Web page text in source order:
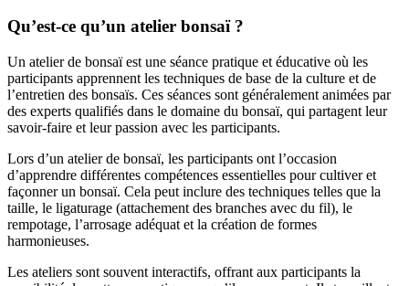
Qu’est-ce qu’un atelier bonsaï ?
Un atelier de bonsaï est une séance pratique et éducative où les
participants apprennent les techniques de base de la culture et de
l’entretien des bonsaïs. Ces séances sont généralement animées par
des experts qualifiés dans le domaine du bonsaï, qui partagent leur
savoir-faire et leur passion avec les participants.
Lors d’un atelier de bonsaï, les participants ont l’occasion
d’apprendre différentes compétences essentielles pour cultiver et
façonner un bonsaï. Cela peut inclure des techniques telles que la
taille, le ligaturage (attachement des branches avec du fil), le
rempotage, l’arrosage adéquat et la création de formes
harmonieuses.
Les ateliers sont souvent interactifs, offrant aux participants la